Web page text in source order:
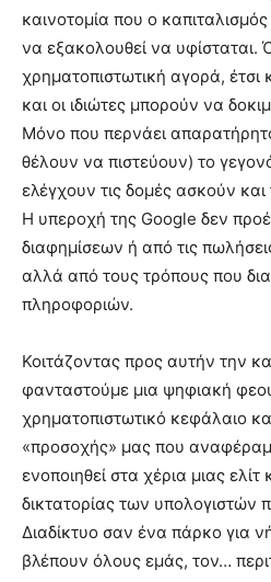
καινοτομία που ο
να εξακολουθεί να υφίσταται.
χρηματοπιστωτική αγορά, έτσι
και οι ιδιώτες μπορούν να
Μόνο που περνάει
θέλουν να πιστεύουν) το
ελέγχουν τις δομές ασκούν
Η υπεροχή της Google δεν
διαφημίσεων ή από τις
αλλά από τους τρόπους που
πληροφοριών.
Κοιτάζοντας προς αυτήν την
φανταστούμε μια ψηφιακή
χρηματοπιστωτικό κεφάλαιο
«προσοχής» μας που
ενοποιηθεί στα χέρια μιας
δικτατορίας των υπολογιστών
Διαδίκτυο σαν ένα πάρκο για
βλέπουν όλους εμάς, τον…